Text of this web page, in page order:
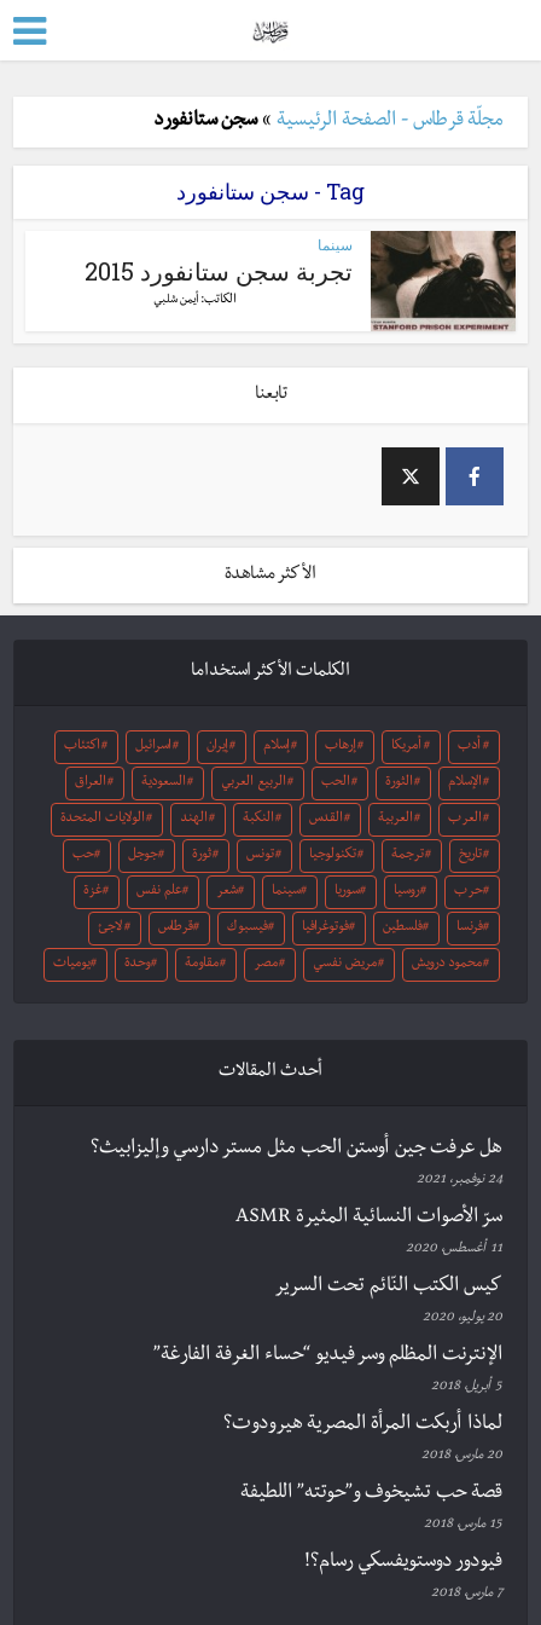
مجلّة قرطاس - الصفحة الرئيسية »سجن ستانفورد
Tag - سجن ستانفورد
سينما
تجربة سجن ستانفورد 2015
الكاتب: أيمن شلبي
تابعنا
الأكثر مشاهدة
الكلمات الأكثر استخداما
أدب أمريكا إرهاب إسلام إيران اسرائيل اكتئاب
الإسلام الثورة الحب الربيع العربي السعودية العراق
العرب العربية القدس النكبة الهند الولايات المتحدة
تاريخ ترجمة تكنولوجيا تونس ثورة جوجل حب
حرب روسيا سوريا سينما شعر علم نفس غزة
فرنسا فلسطين فوتوغرافيا فيسبوك قرطاس لاجئ
محمود درويش مريض نفسي مصر مقاومة وحدة يوميات
أحدث المقالات
هل عرفت جين أوستن الحب مثل مستر دارسي وإليزابيث؟
24 نوفمبر، 2021
سرّ الأصوات النسائية المثيرة ASMR
11 أغسطس، 2020
كيس الكتب النّائم تحت السرير
20 يوليو، 2020
الإنترنت المظلم وسر فيديو “حساء الغرفة الفارغة”
5 أبريل، 2018
لماذا أربكت المرأة المصرية هيرودوت؟
20 مارس، 2018
قصة حب تشيخوف و”حوتته” اللطيفة
15 مارس، 2018
فيودور دوستويفسكي رسام؟!
7 مارس، 2018